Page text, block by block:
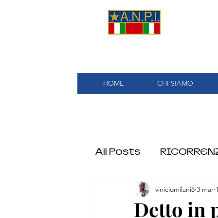
HOME CHI SIAMO
All Posts
ORGANIZZAZIONE
Detto in
viniciomilani8 3 mar